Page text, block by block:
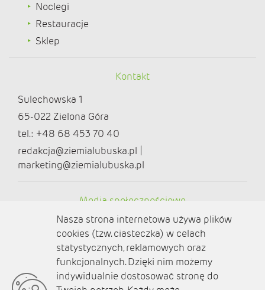
Noclegi
Restauracje
Sklep
Kontakt
Sulechowska 1
65-022 Zielona Góra
tel.: +48 68 453 70 40
redakcja@ziemialubuska.pl |
marketing@ziemialubuska.pl
Media społecznościowe
O nas
Nasza strona internetowa używa plików
cookies (tzw. ciasteczka) w celach
statystycznych, reklamowych oraz
funkcjonalnych. Dzięki nim możemy
indywidualnie dostosować stronę do